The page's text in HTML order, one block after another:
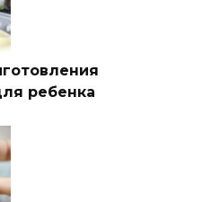
ребенка